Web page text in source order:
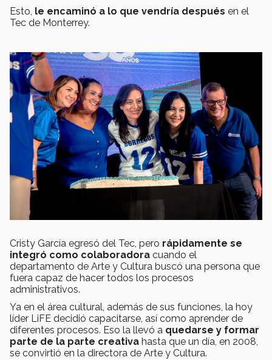
Esto, le encaminó a lo que vendría después en el
Tec de Monterrey.
Cristy García egresó del Tec, pero rápidamente se
integró como colaboradora cuando el
departamento de Arte y Cultura buscó una persona que
fuera capaz de hacer todos los procesos
administrativos.
Ya en el área cultural, además de sus funciones, la hoy
líder LiFE decidió capacitarse, así como aprender de
diferentes procesos. Eso la llevó a quedarse y formar
parte de la parte creativa hasta que un día, en 2008,
se convirtió en la directora de Arte y Cultura.